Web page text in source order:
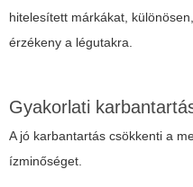
hitelesített márkákat,
érzékeny a légutakra.
Gyakorlati
A jó karbantartás csökkenti a
ízminőséget.